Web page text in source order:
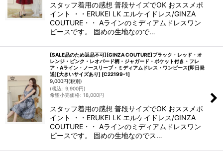
スタッフ着用の感想 普段サイズでOK おススメポ
イント ・・ERUKEI LK エルケイドレス/GINZA
COUTURE・・ Aラインのミディアムドレスワン
ピースです。 固めの生地なので…
[SALE品のため返品不可][GINZA COUTURE]ブラック・レッド・オ
レンジ・ピンク・レオパード柄・ジャガード・ポケット付き・フレ
ア・Aライン・ノースリーブ・ミディアムドレス・ワンピース[即日発
送][大きいサイズあり] [C22199-1]
9,000円(税別)
(税込: 9,900円)
希望小売価格: 18,000円
スタッフ着用の感想 普段サイズでOK おススメポ
イント ・・ERUKEI LK エルケイドレス/GINZA
COUTURE・・ Aラインのミディアムドレスワン
ピースです。 固めの生地なのでス…